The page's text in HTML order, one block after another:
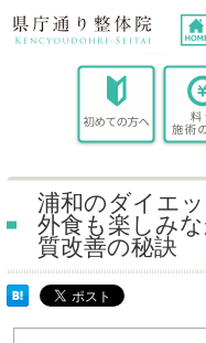
浦和のダイエ
外食も楽しみ
質改善の秘訣